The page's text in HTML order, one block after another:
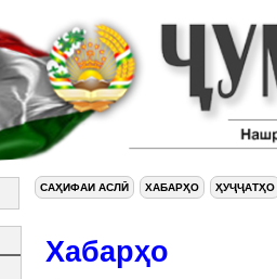
САҲИФАИ АСЛӢ ХАБАРҲО ҲУҶҶАТҲО
Хабарҳо